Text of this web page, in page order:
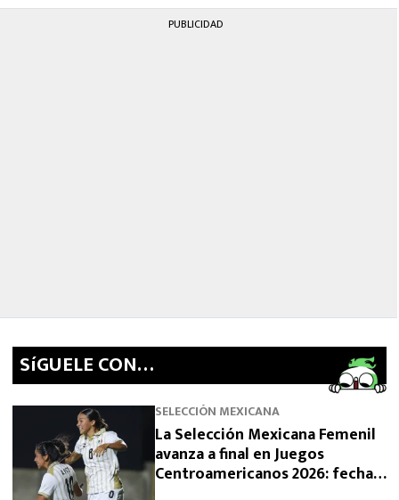
PUBLICIDAD
SíGUELE CON…
SELECCIÓN MEXICANA
La Selección Mexicana Femenil
avanza a final en Juegos
Centroamericanos 2026: fecha,